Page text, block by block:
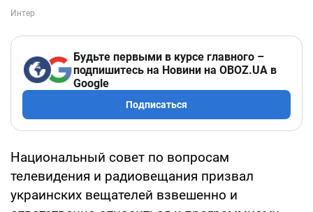
Будьте первыми в курсе главного –
подпишитесь на Новини на OBOZ.UA в
Google
Подписаться
Национальный совет по вопросам
телевидения и радиовещания призвал
украинских вещателей взвешенно и